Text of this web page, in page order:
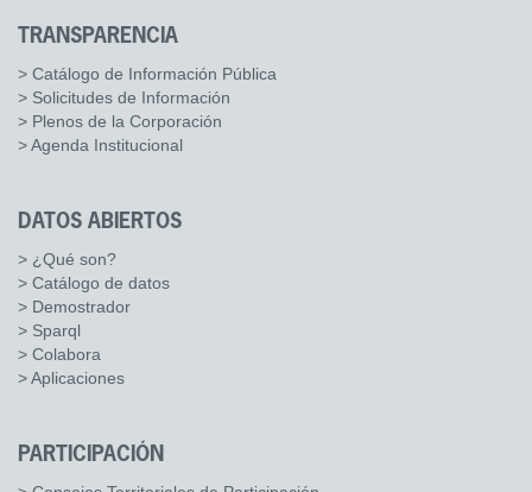
TRANSPARENCIA
> Catálogo de Información Pública
> Solicitudes de Información
> Plenos de la Corporación
> Agenda Institucional
DATOS ABIERTOS
> ¿Qué son?
> Catálogo de datos
> Demostrador
> Sparql
> Colabora
> Aplicaciones
PARTICIPACIÓN